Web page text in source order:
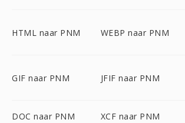
HTML naar PNM WEBP naar PNM
GIF naar PNM JFIF naar PNM
DOC naar PNM XCF naar PNM